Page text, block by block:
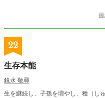
22
生存本能
鏡水 敬尋
生を継続し、子孫を増やし、種（し